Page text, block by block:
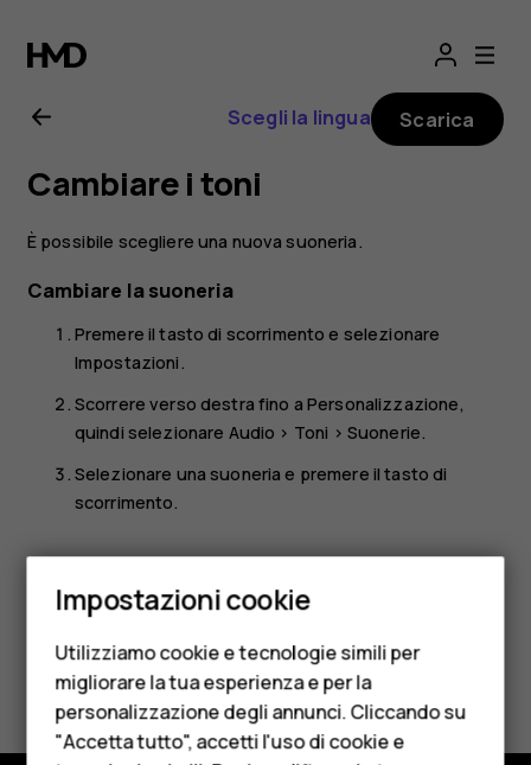
Manuale
d'uso
del
Nokia
2720
Smartphone
Cellulari
Telefoni per anziani
Accessori
Scegli la lingua Scarica
Cambiare i toni
È possibile scegliere una nuova suoneria.
Cambiare la suoneria
Premere il tasto di scorrimento e selezionare
Impostazioni.
Scorrere verso destra fino aPersonalizzazione,
quindi selezionare Audio > Toni > Suonerie.
Selezionare una suoneria e premere il tasto di
scorrimento.
Ti è stato d'aiuto?
Sì No
Impostazioni cookie
Utilizziamo cookie e tecnologie simili per
migliorare la tua esperienza e per la
personalizzazione degli annunci. Cliccando su
"Accetta tutto", accetti l'uso di cookie e